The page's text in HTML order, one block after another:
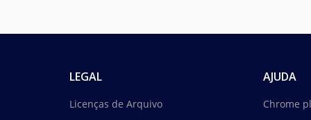
LEGAL
Licenças de Arquivo
AJUDA
Chrome